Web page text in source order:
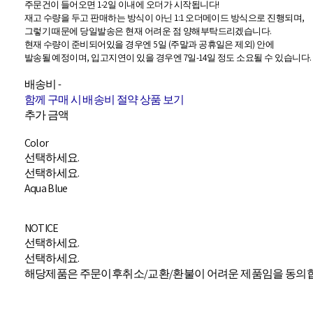
주문건이 들어오면 1-2일 이내에 오더가 시작됩니다!
재고 수량을 두고 판매하는 방식이 아닌 1:1 오더메이드 방식으로 진행되며,
그렇기 때문에 당일발송은 현재 어려운 점 양해부탁드리겠습니다.
현재 수량이 준비되어있을 경우엔 5일 (주말과 공휴일은 제외) 안에
발송될 예정이며, 입고지연이 있을 경우엔 7일-14일 정도 소요될 수 있습니다.
배송비-
함께 구매 시 배송비 절약 상품 보기
추가 금액
Color
선택하세요.
선택하세요.
Aqua Blue
NOTICE
선택하세요.
선택하세요.
해당제품은 주문이후취소/교환/환불이 어려운 제품임을 동의